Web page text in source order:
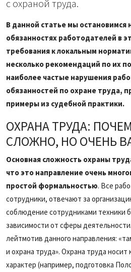
с охраной труда.
В данной статье мы остановимся
обязанностях работодателей в
требования к локальным
несколько рекомендаций по их
наиболее частые нарушения
обязанностей по охране труда,
примеры из судебной практики.
ОХРАНА ТРУДА:
СЛОЖНО, НО ОЧЕНЬ
Основная сложность охраны
что это направление очень
простой формальностью. Все
сотрудники, отвечают за
соблюдение сотрудниками техники
зависимости от сферы
лейтмотив данного направления:
и охрана труда». Охрана труда носит
характер (например, подготовка